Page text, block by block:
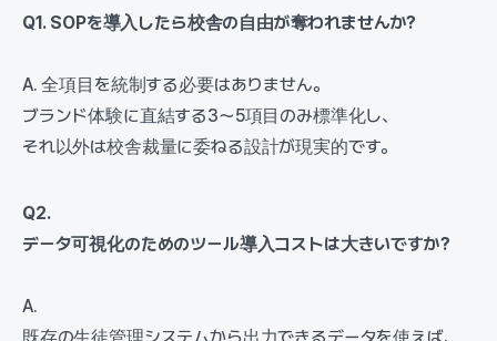
Q1. SOPを導入したら校舎の自由が奪われませんか?
A. 全項目を統制する必要はありません。
ブランド体験に直結する3〜5項目のみ標準化し、
それ以外は校舎裁量に委ねる設計が現実的です。
Q2.
データ可視化のためのツール導入コストは大きいですか?
A.